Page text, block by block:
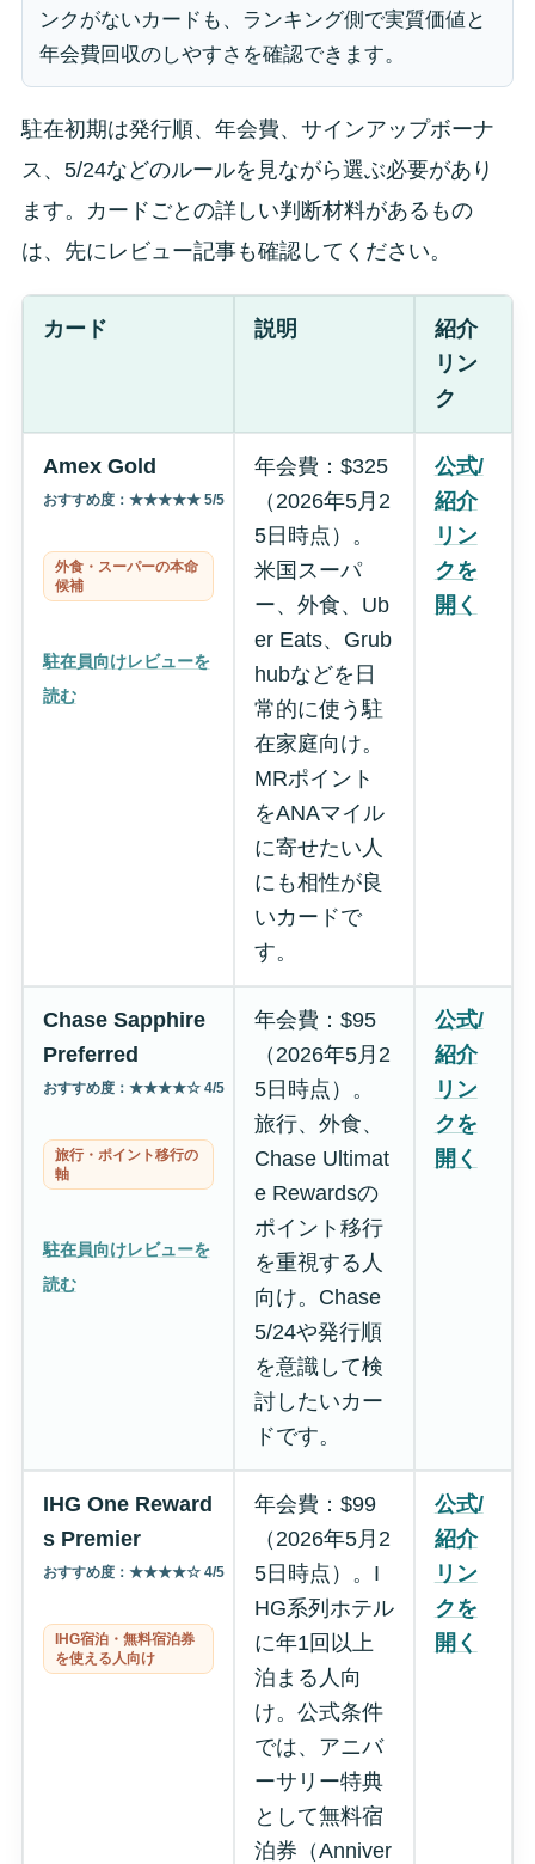
ンクがないカードも、ランキング側で実質価値と
年会費回収のしやすさを確認できます。
駐在初期は発行順、年会費、サインアップボーナ
ス、5/24などのルールを見ながら選ぶ必要があり
ます。カードごとの詳しい判断材料があるもの
は、先にレビュー記事も確認してください。
カード 説明
紹介
リン
ク
Amex Gold
おすすめ度：★★★★★ 5/5
外食・スーパーの本命
候補
駐在員向けレビューを
読む
年会費：$325
（2026年5月2
5日時点）。
米国スーパ
ー、外食、Ub
er Eats、Grub
hubなどを日
常的に使う駐
在家庭向け。
MRポイント
をANAマイル
に寄せたい人
にも相性が良
いカードで
す。
公式/
紹介
リン
クを
開く
Chase Sapphire
Preferred
おすすめ度：★★★★☆ 4/5
旅行・ポイント移行の
軸
駐在員向けレビューを
読む
年会費：$95
（2026年5月2
5日時点）。
旅行、外食、
Chase Ultimat
e Rewardsの
ポイント移行
を重視する人
向け。Chase
5/24や発行順
を意識して検
討したいカー
ドです。
公式/
紹介
リン
クを
開く
IHG One Reward
s Premier
おすすめ度：★★★★☆ 4/5
IHG宿泊・無料宿泊券
を使える人向け
年会費：$99
（2026年5月2
5日時点）。I
HG系列ホテル
に年1回以上
泊まる人向
け。公式条件
では、アニバ
ーサリー特典
として無料宿
泊券（Anniver
公式/
紹介
リン
クを
開く